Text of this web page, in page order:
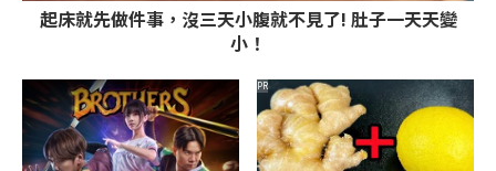
起床就先做件事，沒三天小腹就不見了! 肚子一天天變
小！
PR